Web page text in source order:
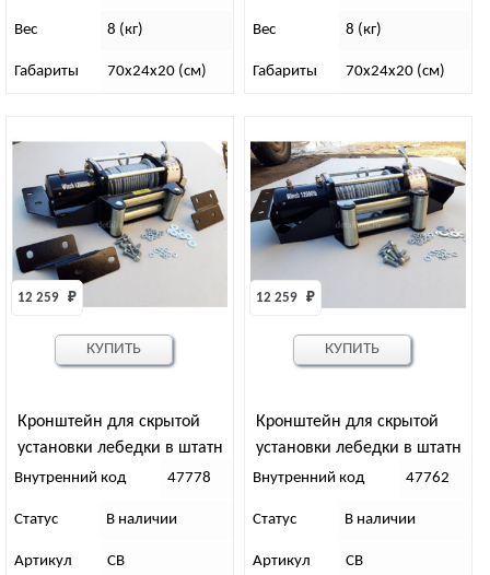
Вес 8 (кг)
Габариты 70х24х20 (см)
Вес 8 (кг)
Габариты 70х24х20 (см)
Кронштейн для скрытой
установки лебедки в штатн
бампер Патриот, рестайл,
12 259 ₽
Внутренний код 47778
Статус В наличии
Артикул СВ
КУПИТЬ
Кронштейн для скрытой
установки лебедки в штатн
бампер Патриот, рестайл,
12 259 ₽
Внутренний код 47762
Статус В наличии
Артикул СВ
КУПИТЬ